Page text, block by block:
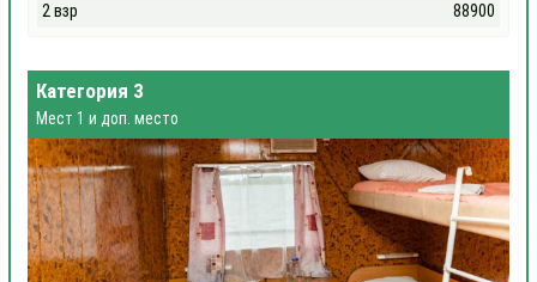
2 взр
88900
Категория 3
Мест 1 и доп. место